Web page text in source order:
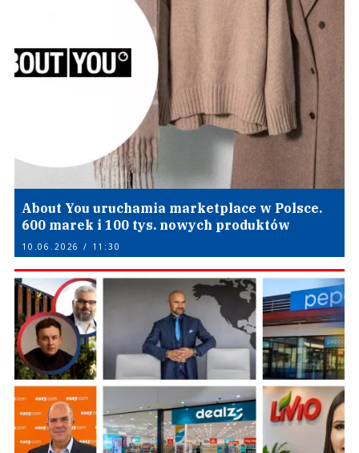
About You uruchamia marketplace w Polsce.
600 marek i 100 tys. nowych produktów
10.06.2026 / 11:30